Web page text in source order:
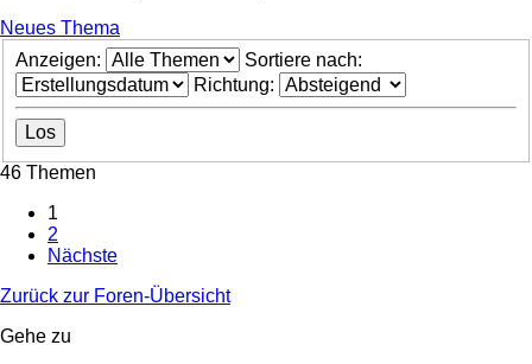
Neues Thema
Anzeigen:
Sortiere nach:
Richtung:
46 Themen
1
2
Nächste
Zurück zur Foren-Übersicht
Gehe zu